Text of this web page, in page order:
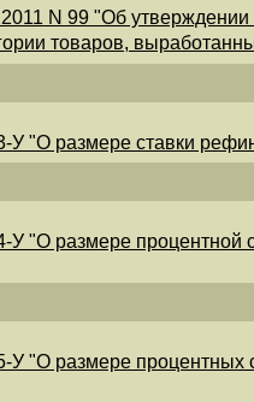
N 99 "Об
товаров,
У "О размере ставки
"О размере процентной
У "О размере